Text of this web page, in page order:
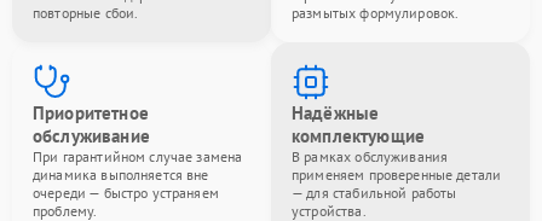
повторные сбои.
размытых формулировок.
Приоритетное
обслуживание
При гарантийном случае замена
динамика выполняется вне
очереди — быстро устраняем
проблему.
Надёжные
комплектующие
В рамках обслуживания
применяем проверенные детали
— для стабильной работы
устройства.